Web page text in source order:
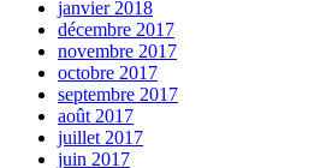
janvier 2018
décembre 2017
novembre 2017
octobre 2017
septembre 2017
août 2017
juillet 2017
juin 2017